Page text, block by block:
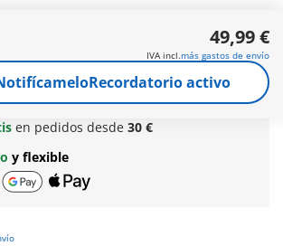
a partir de60 €(Península y Baleares) |
en pedidos desde 30 €
y flexible
49,99 €
IVA incl.más gastos de envío
Recordatorio activo